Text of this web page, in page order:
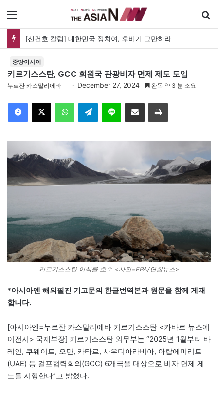
[신건호 칼럼] 대한민국 정치여, 후비기 그만하라
중앙아시아
키르기스스탄, GCC 회원국 관광비자 면제 제도 도입
누르잔 카스말리에바 December 27, 2024 완독 약 3 분 소요
Telegram 이메일
키르기스스탄 이식쿨 호수 <사진=EPA/연합뉴스>
*아시아엔 해외필진 기고문의 한글번역본과 원문을 함께 게재
합니다.
[아시아엔=누르잔 카스말리에바 키르기스스탄 <카바르 뉴스에
이전시> 국제부장] 키르기스스탄 외무부는 “2025년 1월부터 바
레인, 쿠웨이트, 오만, 카타르, 사우디아라비아, 아랍에미리트
(UAE) 등 걸프협력회의(GCC) 6개국을 대상으로 비자 면제 제
도를 시행한다”고 밝혔다.